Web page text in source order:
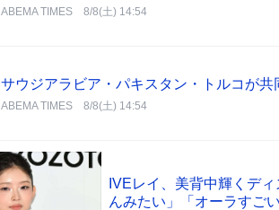
ABEMA TIMES 8/8(土) 14:54
サウジアラビア・パキスタン・トルコが共
ABEMA TIMES 8/8(土) 14:54
IVEレイ、美背中輝くデ
んみたい」「オーラすごい